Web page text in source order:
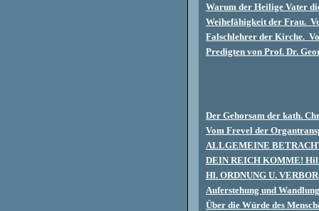
Warum der Heilige Vater
Weihefähigkeit der Frau.
Falschlehrer der Kirche.
Predigten von Prof. Dr.
Der Gehorsam der kath.
Vom Frevel der
ALLGEMEINE
DEIN REICH KOMME!
Hl. ORDNUNG U.
Auferstehung und Wandlung
Über die Würde des